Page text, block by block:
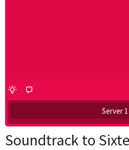
Server 1
Soundtrack to